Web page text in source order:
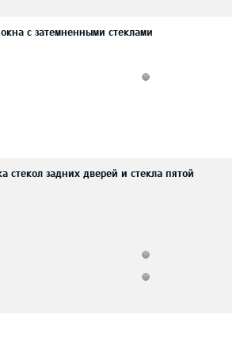
с затемненными стеклами
стекол задних дверей и стекла пятой